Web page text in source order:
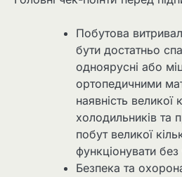
Побутова
бути достатньо
одноярусні або
ортопедичними
наявність великої
холодильників
побут великої
функціонувати без
Безпека та